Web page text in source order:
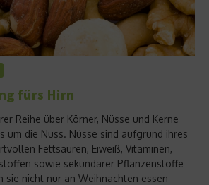
fürs Hirn
Reihe über Körner, Nüsse und Kerne
um die Nuss. Nüsse sind aufgrund ihres
Fettsäuren, Eiweiß, Vitaminen,
sowie sekundärer Pflanzenstoffe
sie nicht nur an Weihnachten essen